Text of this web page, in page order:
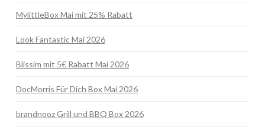
MylittleBox Mai mit 25% Rabatt
Look Fantastic Mai 2026
Blissim mit 5€ Rabatt Mai 2026
DocMorris Für Dich Box Mai 2026
brandnooz Grill und BBQ Box 2026